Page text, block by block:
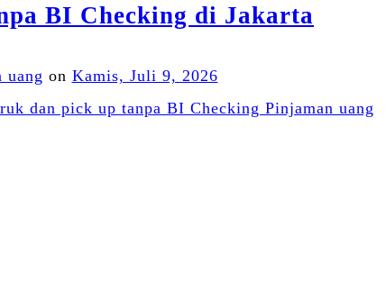
BI Checking di Jakarta
uang on Kamis, Juli 9, 2026